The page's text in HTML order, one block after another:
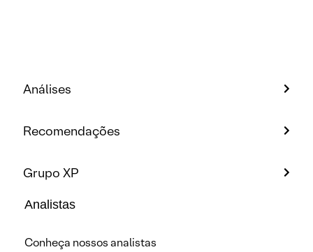
Análises
Recomendações
Grupo XP
Analistas
Conheça nossos analistas